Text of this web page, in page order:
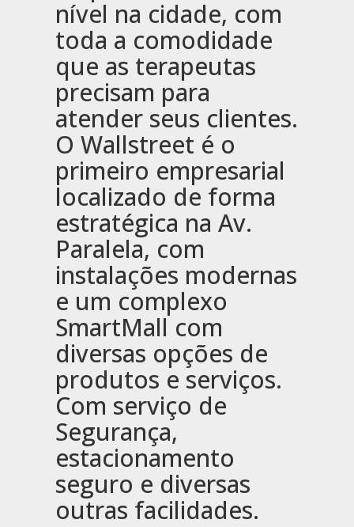
nível na cidade, com
toda a comodidade
que as terapeutas
precisam para
atender seus clientes.
O Wallstreet é o
primeiro empresarial
localizado de forma
estratégica na Av.
Paralela, com
instalações modernas
e um complexo
SmartMall com
diversas opções de
produtos e serviços.
Com serviço de
Segurança,
estacionamento
seguro e diversas
outras facilidades.